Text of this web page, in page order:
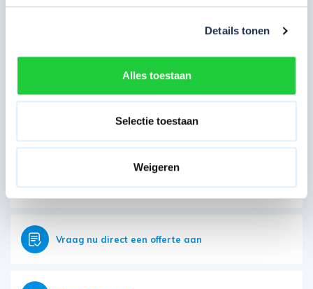
Details tonen
Alles toestaan
Selectie toestaan
Weigeren
veiligheidsnormen
Eerder bekeken door jou
Direct contact opnemen
Onze klantenservice is vanaf weer geopend
Vraag nu direct een offerte aan